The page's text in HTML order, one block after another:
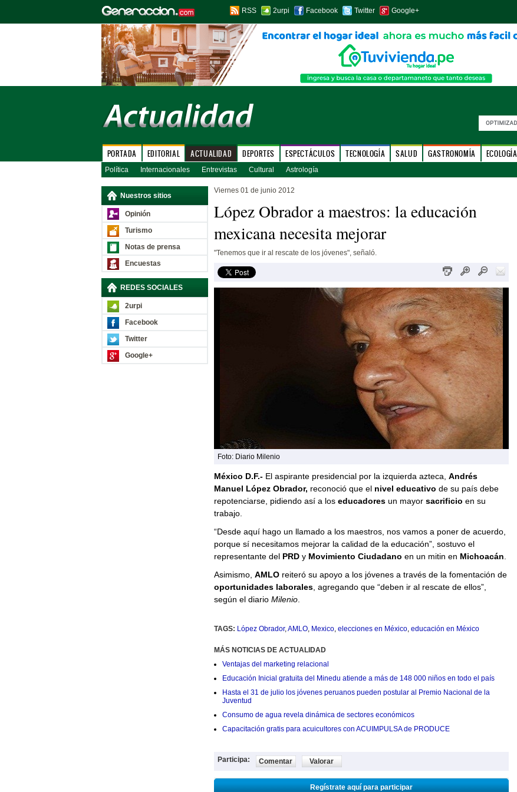
RSS 2urpi Facebook Twitter Google+
PORTADA EDITORIAL ACTUALIDAD DEPORTES ESPECTÁCULOS TECNOLOGÍA SALUD GASTRONOMÍA ECOLOGÍA
Política Internacionales Entrevistas Cultural Astrología
Nuestros sitios
Opinión
Turismo
Notas de prensa
Encuestas
REDES SOCIALES
2urpi
Facebook
Twitter
Google+
Viernes 01 de junio 2012
López Obrador a maestros: la educación
mexicana necesita mejorar
"Tenemos que ir al rescate de los jóvenes", señaló.
Foto: Diario Milenio
México D.F.-El aspirante presidencial por la izquierda azteca, Andrés
Manuel López Obrador, reconoció que el nivel educativo de su país debe
repotenciarse, pidiendo así a los educadoresun mayor sacrificio en su
trabajo.
“Desde aquí hago un llamado a los maestros, nos vamos a poner de acuerdo,
porque sí necesitamos mejorar la calidad de la educación”, sostuvo el
representante del PRDy Movimiento Ciudadano en un mitin en Michoacán
Asimismo, AMLOreiteró su apoyo a los jóvenes a través de la fomentación de
oportunidades laborales, agregando que “deben ir al rescate de ellos”,
según el diario Milenio.
TAGS: López Obrador,AMLO, Mexico, elecciones en México, educación en México
MÁS NOTICIAS DE ACTUALIDAD
Ventajas del marketing relacional
Educación Inicial gratuita del Minedu atiende a más de 148 000 niños en todo el país
Hasta el 31 de julio los jóvenes peruanos pueden postular al Premio Nacional de la
Juventud
Consumo de agua revela dinámica de sectores económicos
Capacitación gratis para acuicultores con ACUIMPULSA de PRODUCE
Participa: Comentar Valorar
Regístrate aquí para participar